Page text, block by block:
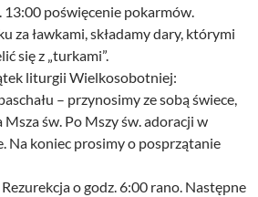
13:00 poświęcenie pokarmów.
za ławkami, składamy dary, którymi
się z „turkami”.
liturgii Wielkosobotniej:
– przynosimy ze sobą świece,
św. Po Mszy św. adoracji w
Na koniec prosimy o posprzątanie
o godz. 6:00 rano. Następne